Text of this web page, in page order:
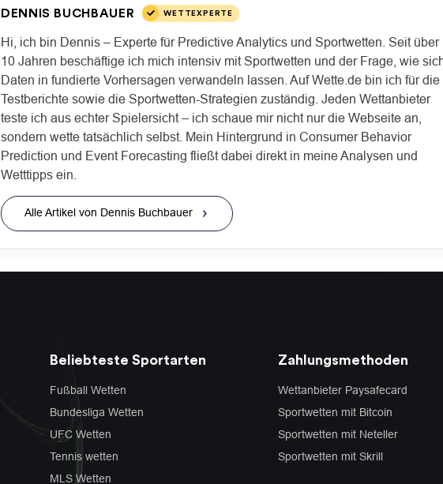
DENNIS BUCHBAUER WETTEXPERTE
Hi, ich bin Dennis – Experte für Predictive Analytics und Sportwetten. Seit über
10 Jahren beschäftige ich mich intensiv mit Sportwetten und der Frage, wie
Daten in fundierte Vorhersagen verwandeln lassen. Auf Wette.de bin ich für die
Testberichte sowie die Sportwetten-Strategien zuständig. Jeden Wettanbieter
teste ich aus echter Spielersicht – ich schaue mir nicht nur die Webseite an,
sondern wette tatsächlich selbst. Mein Hintergrund in Consumer Behavior
Prediction und Event Forecasting fließt dabei direkt in meine Analysen und
Wetttipps ein.
Alle Artikel von Dennis Buchbauer
Beliebteste Sportarten
Fußball Wetten
Bundesliga Wetten
UFC Wetten
Tennis wetten
MLS Wetten
Zahlungsmethoden
Wettanbieter Paysafecard
Sportwetten mit Bitcoin
Sportwetten mit Neteller
Sportwetten mit Skrill